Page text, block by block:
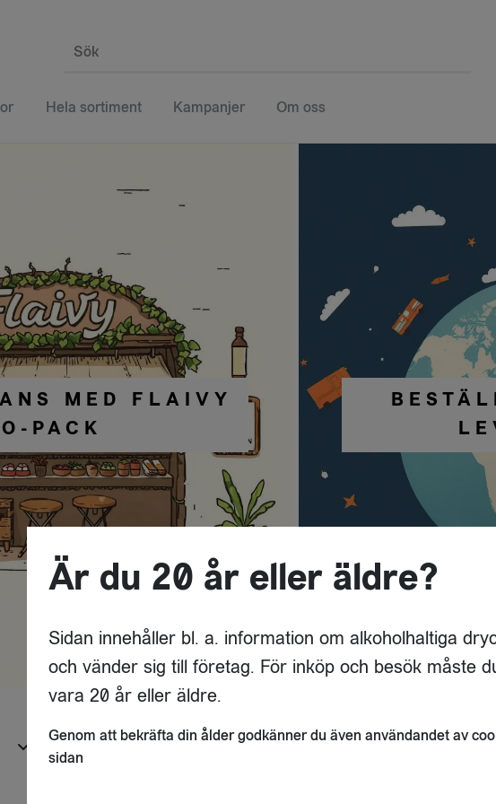
Sök
Hela sortiment Kampanjer Om oss
MED FLAIVY
PACK
Är du 20 år eller äldre?
Sidan innehåller bl. a. information om alkoholhaltiga
och vänder sig till företag. För inköp och besök måste
vara 20 år eller äldre.
Genom att bekräfta din ålder godkänner du även användandet av
sidan